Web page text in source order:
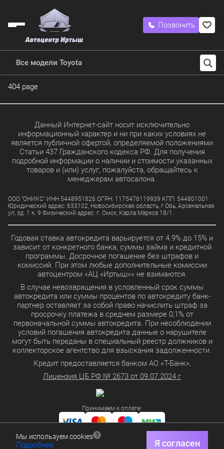
Позвонить
Все модели Toyota
404 page
Данный Интернет-сайт носит исключительно
информационный характер и ни при каких условиях не
является публичной офертой, определяемой положениями
Статьи 437 Гражданского кодекса РФ. Для получения
подробной информации о наличии и стоимости указанных
товаров и (или) услуг, пожалуйста, обращайтесь к
менеджерам автосалона.
ООО "ОНИКС" ИНН 5448951826 ОГРН: 1175476119939 КПП: 544801001
Юридический адрес: 633102, Новосибирская область, г Обь, Арсенальная
ул, зд. 1 к. 9 Физический адрес: г. Омск, Карла Маркса 18/1
Годовая ставка автокредита варьируется от 4.9% до 15% и
зависит от конкретного банка, суммы займа и кредитной
программы. Досрочное погашение без штрафов и
комиссий. При этом любые дополнительные комиссии
автоцентром «АЦ «Иртыш»» не взимаются.
В случае невозвращения в условленный срок суммы
автокредита или суммы процентов по автокредиту банк-
партнер оставляет за собой право начислить штраф за
просрочку платежа в среднем размере 0,1% от
первоначальной суммы автокредита. При несоблюдении
условий погашения автокредита данные о нарушителе
могут быть переданы в специальный реестр должников и
коллекторское агентство для взыскания задолженности.
Кредит предоставляется банком АО «Т-Банк»,
Лицензия ЦБ РФ № 2673 от 09.07.2024 г
Принимаем к оплате:
Политика в отношении обработки персональных данных
Мы используем cookies
Подробнее Я согласен